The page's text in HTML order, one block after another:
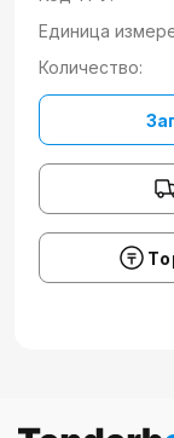
Единица
Количество: